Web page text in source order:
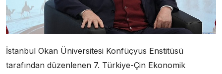
İstanbul Okan Üniversitesi Konfüçyus Enstitüsü
tarafından düzenlenen 7. Türkiye-Çin Ekonomik